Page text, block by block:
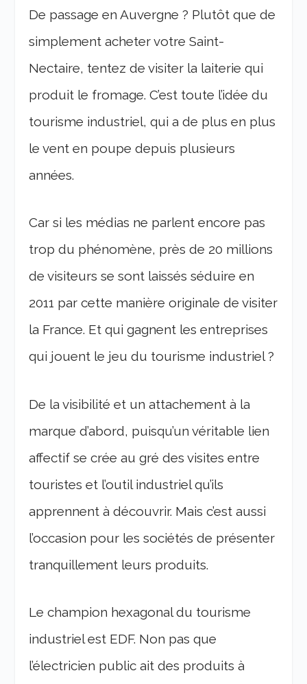
De passage en Auvergne ? Plutôt que de
simplement acheter votre Saint-
Nectaire, tentez de visiter la laiterie qui
produit le fromage. C’est toute l’idée du
tourisme industriel, qui a de plus en plus
le vent en poupe depuis plusieurs
années.
Car si les médias ne parlent encore pas
trop du phénomène, près de 20 millions
de visiteurs se sont laissés séduire en
2011 par cette manière originale de visiter
la France. Et qui gagnent les entreprises
qui jouent le jeu du tourisme industriel ?
De la visibilité et un attachement à la
marque d’abord, puisqu’un véritable lien
affectif se crée au gré des visites entre
touristes et l’outil industriel qu’ils
apprennent à découvrir. Mais c’est aussi
l’occasion pour les sociétés de présenter
tranquillement leurs produits.
Le champion hexagonal du tourisme
industriel est EDF. Non pas que
l’électricien public ait des produits à